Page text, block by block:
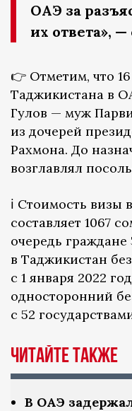
ОАЭ за
их ответа»,
👉 Отметим, что 16
Таджикистана в
Гулов — муж
из дочерей
Рахмона. До
возглавлял
ℹ️ Стоимость визы
составляет 1067
очередь граждане
в Таджикистан
с 1 января 2022
односторонний
с 52
Читайте также
В ОАЭ